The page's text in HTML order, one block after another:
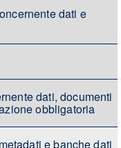
dati e
dati, documenti
obbligatoria
e banche dati